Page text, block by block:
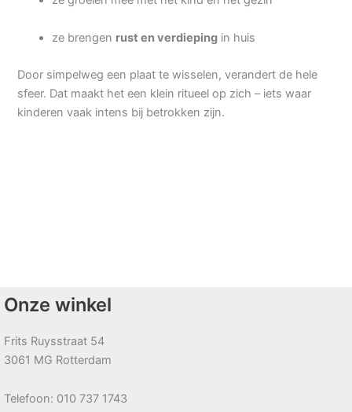
ze brengen rust en verdieping in huis
Door simpelweg een plaat te wisselen, verandert de hele
sfeer. Dat maakt het een klein ritueel op zich – iets waar
kinderen vaak intens bij betrokken zijn.
Onze winkel
Frits Ruysstraat 54
3061 MG Rotterdam
Telefoon: 010 737 1743